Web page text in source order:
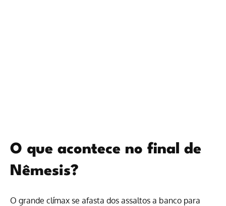
O que acontece no final de
Nêmesis?
O grande clímax se afasta dos assaltos a banco para